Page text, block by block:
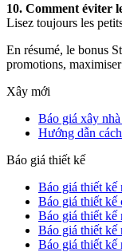
10. Comment éviter
Lisez toujours les
En résumé, le bonus
promotions,
Xây mới
Báo giá xây
Hướng dẫn
Báo giá thiết kế
Báo giá thiết kế
Báo giá thiết kế
Báo giá thiết kế
Báo giá thiết kế
Báo giá thiết kế